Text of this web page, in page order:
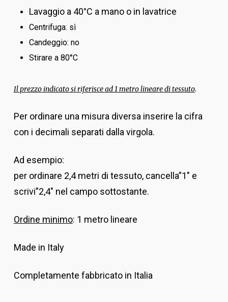
Lavaggio a 40°C a mano o in lavatrice
Centrifuga: sì
Candeggio: no
Stirare a 80°C
Il prezzo indicato si riferisce ad 1 metro lineare di tessuto.
Per ordinare una misura diversa inserire la cifra
con i decimali separati dalla virgola.
Ad esempio:
per ordinare 2,4 metri di tessuto, cancella”1″ e
scrivi”2,4″ nel campo sottostante.
Ordine minimo: 1 metro lineare
Made in Italy
Completamente fabbricato in Italia